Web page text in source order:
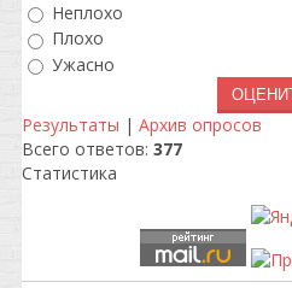
Неплохо
Плохо
Ужасно
Результаты | Архив опросов
Всего ответов: 377
Статистика